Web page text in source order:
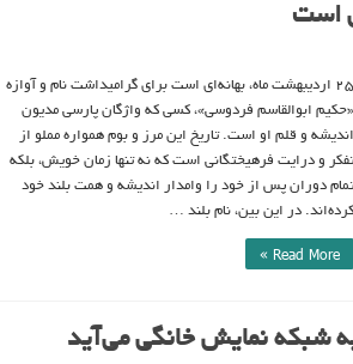
است
۲۵ اردیبهشت ماه، بهانه‌ای است برای گرامیداشت نام و آوازه
«حکیم ابوالقاسم فردوسی»، کسی که واژگان پارسی مدیون
اندیشه و قلم او است. تاریخ این مرز و بوم همواره مملو از
تفکر و درایت فرهیختگانی است که نه تنها زمان خویش، بلکه
تمام دوران پس از خود را وامدار اندیشه‌ و همت بلند خود
کرده‌اند. در این بین، نام بلند …
Read More »
شبکه نمایش خانگی می‌آید